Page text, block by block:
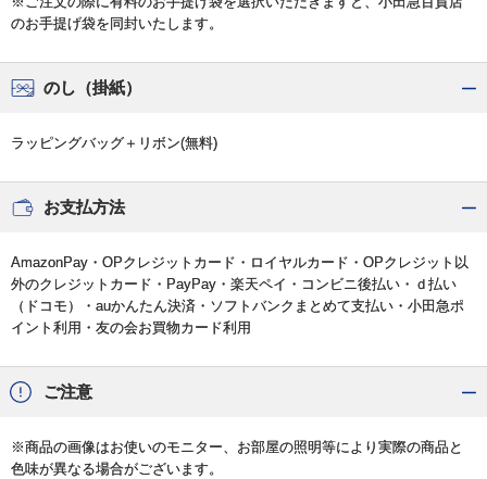
のお手提げ袋を同封いたします。
のし（掛紙）
ラッピングバッグ＋リボン(無料)
お支払方法
AmazonPay・OPクレジットカード・ロイヤルカード・OPクレジット以
外のクレジットカード・PayPay・楽天ペイ・コンビニ後払い・ｄ払い
（ドコモ）・auかんたん決済・ソフトバンクまとめて支払い・小田急ポ
イント利用・友の会お買物カード利用
ご注意
※商品の画像はお使いのモニター、お部屋の照明等により実際の商品と
色味が異なる場合がございます。